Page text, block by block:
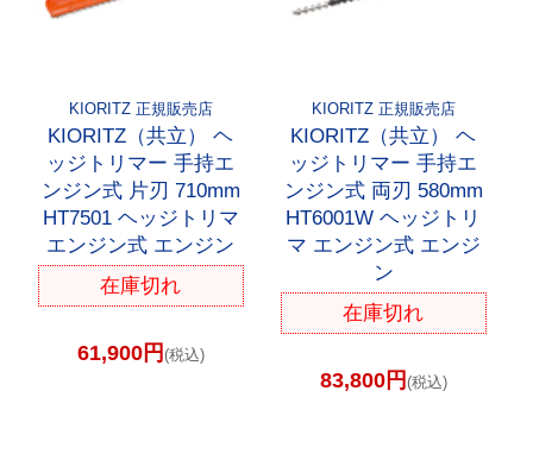
KIORITZ 正規販売店
KIORITZ（共立） ヘ
ッジトリマー 手持エ
ンジン式 片刃 710mm
HT7501 ヘッジトリマ
エンジン式 エンジン
在庫切れ
61,900円 (税込)
KIORITZ 正規販売店
KIORITZ（共立） ヘ
ッジトリマー 手持エ
ンジン式 両刃 580mm
HT6001W ヘッジトリ
マ エンジン式 エンジ
ン
在庫切れ
83,800円 (税込)